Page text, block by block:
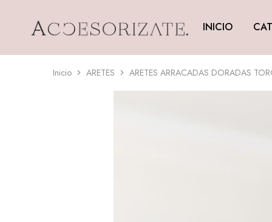
Accesorizate INICIO
Inicio ARETES ARETES ARRACADAS DORADAS